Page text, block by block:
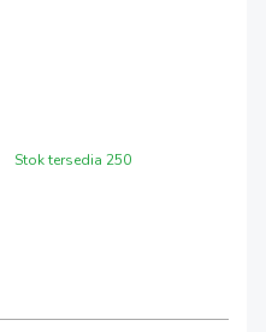
Stok tersedia 250